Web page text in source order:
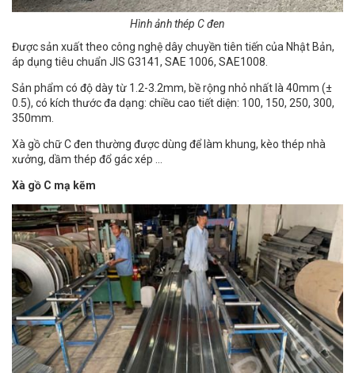
Hình ảnh thép C đen
Được sản xuất theo công nghệ dây chuyền tiên tiến của Nhật Bản,
áp dụng tiêu chuẩn JIS G3141, SAE 1006, SAE1008.
Sản phẩm có độ dày từ 1.2-3.2mm, bề rộng nhỏ nhất là 40mm (±
0.5), có kích thước đa dạng: chiều cao tiết diện: 100, 150, 250, 300,
350mm.
Xà gồ chữ C đen thường được dùng để làm khung, kèo thép nhà
xưởng, dầm thép đổ gác xép …
Xà gồ C mạ kẽm